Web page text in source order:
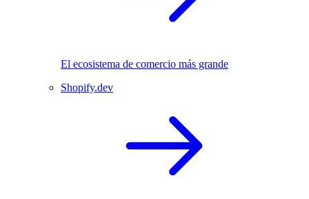
El ecosistema de comercio más grande
Shopify.dev